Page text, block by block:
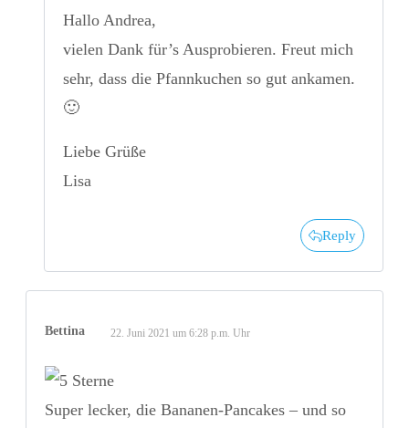
Hallo Andrea,
vielen Dank für’s Ausprobieren. Freut mich
sehr, dass die Pfannkuchen so gut ankamen.
🙂
Liebe Grüße
Lisa
Reply
Bettina 22. Juni 2021 um 6:28 p.m. Uhr
Super lecker, die Bananen-Pancakes – und so